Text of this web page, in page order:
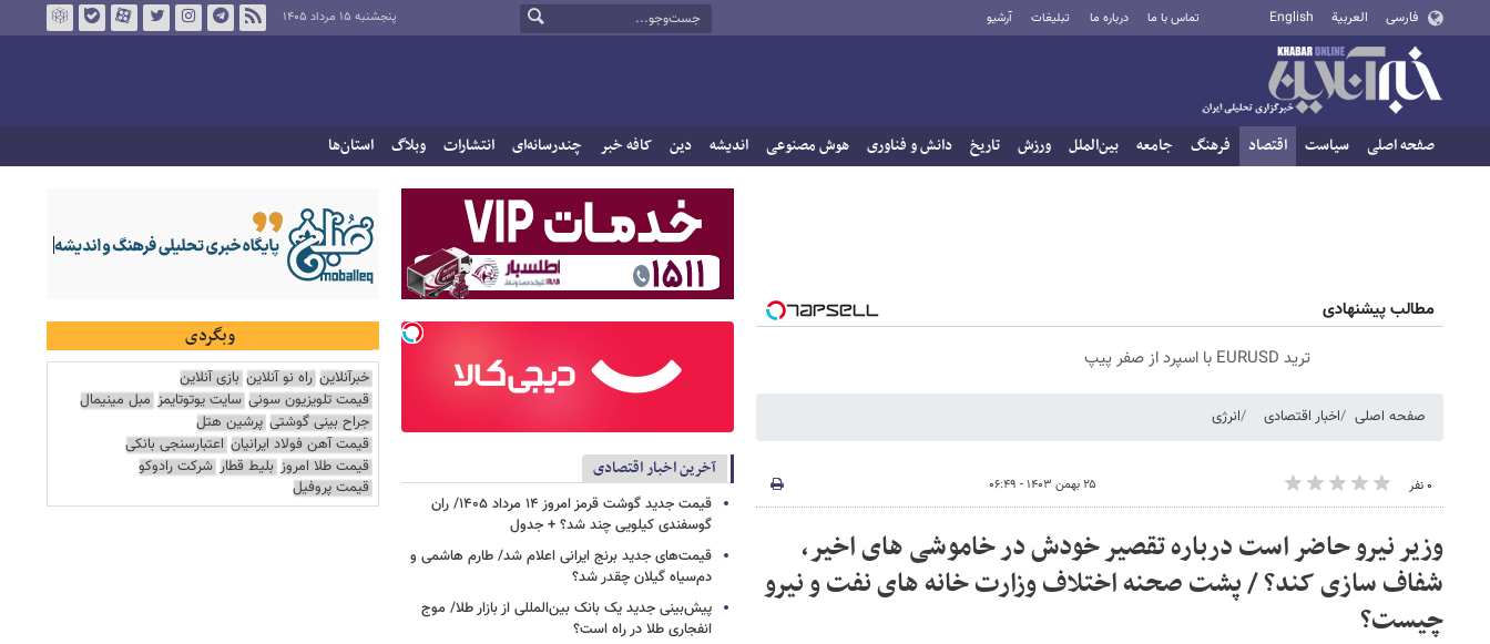
فارسی العربية English تماس با ما درباره ما تبلیغات آرشیو پنجشنبه ۱۵ مرداد ۱۴۰۵
صفحه اصلی سیاست اقتصاد فرهنگ جامعه بین‌الملل ورزش تاریخ دانش و فناوری هوش مصنوعی اندیشه دین کافه خبر چندرسانه‌ای انتشارات وبلاگ استان‌ها
مطالب پیشنهادی
ترید EURUSD با اسپرد از صفر پیپ
صفحه اصلی اخبار اقتصادی انرژی
۰ نفر ۲۵ بهمن ۱۴۰۳ - ۰۶:۴۹
وزیر نیرو حاضر است درباره تقصیر خودش در خاموشی های اخیر،
شفاف سازی کند؟ / پشت صحنه اختلاف وزارت خانه های نفت و نیرو
چیست؟
آخرین اخبار اقتصادی
قیمت جدید گوشت قرمز امروز ۱۴ مرداد ۱۴۰۵/ ران
گوسفندی کیلویی چند شد؟ + جدول
قیمت‌های جدید برنج ایرانی اعلام شد/ طارم هاشمی و
دم‌سیاه گیلان چقدر شد؟
پیش‌بینی جدید یک بانک بین‌المللی از بازار طلا/ موج
انفجاری طلا در راه است؟
وبگردی
خبرآنلاین راه نو آنلاین بازی آنلاین
قیمت تلویزیون سونی سایت یوتوتایمز مبل مینیمال
جراح بینی گوشتی پرشین هتل
قیمت آهن فولاد ایرانیان اعتبارسنجی بانکی
قیمت طلا امروز بلیط قطار شرکت رادوکو
قیمت پروفیل